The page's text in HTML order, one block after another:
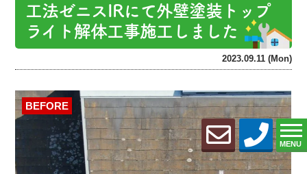
MENU
工法ゼニスIRにて外壁塗装トップ
ライト解体工事施工しました
2023.09.11 (Mon)
BEFORE